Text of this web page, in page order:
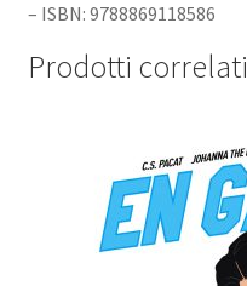
– ISBN: 9788869118586
Prodotti correlati